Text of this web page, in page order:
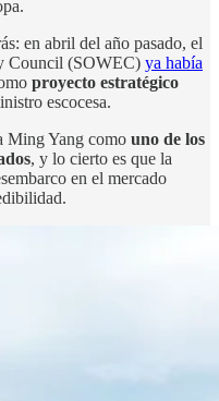
en abril del año pasado, el
Council (SOWEC) ya había
proyecto estratégico
escocesa.
Ming Yang como uno de los
, y lo cierto es que la
en el mercado